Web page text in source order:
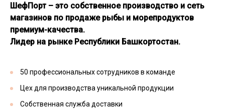
ШефПорт – это собственное производство и сеть
магазинов по продаже рыбы и морепродуктов
премиум-качества.
Лидер на рынке Республики Башкортостан.
50 профессиональных сотрудников в команде
Цех для производства уникальной продукции
Собственная служба доставки